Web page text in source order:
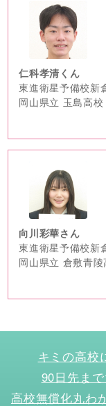
no
image
仁科孝清くん
東進衛星予備校新
岡山県立 玉島高校
no
image
向川彩華さん
東進衛星予備校新
岡山県立 倉敷青陵
キミの高校
90日先ま
高校無償化丸わ